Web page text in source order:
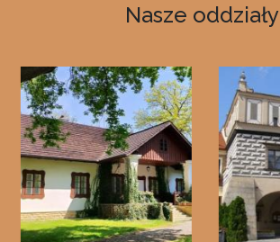
Nasze oddziały